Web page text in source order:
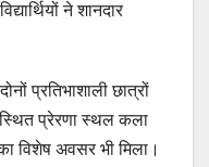
ने शानदार
प्रतिभाशाली छात्रों
प्रेरणा स्थल कला
विशेष अवसर भी मिला।